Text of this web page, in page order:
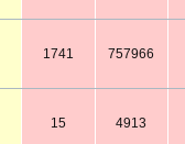
1741 757966
15 4913